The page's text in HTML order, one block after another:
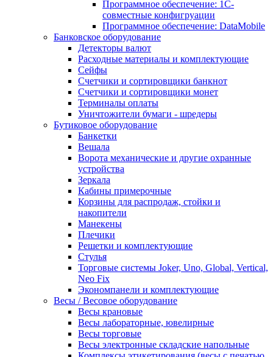
Программное обеспечение: 1С-
совместные конфигруации
Программное обеспечение: DataMobile
Банковское оборудование
Детекторы валют
Расходные материалы и комплектующие
Сейфы
Счетчики и сортировщики банкнот
Счетчики и сортировщики монет
Терминалы оплаты
Уничтожители бумаги - шредеры
Бутиковое оборудование
Банкетки
Вешала
Ворота механические и другие охранные
устройства
Зеркала
Кабины примерочные
Корзины для распродаж, стойки и
накопители
Манекены
Плечики
Решетки и комплектующие
Стулья
Торговые системы Joker, Uno, Global, Vertical,
Neo Fix
Экономпанели и комплектующие
Весы / Весовое оборудование
Весы крановые
Весы лабораторные, ювелирные
Весы торговые
Весы электронные складские напольные